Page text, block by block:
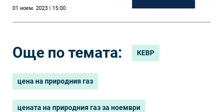
лв./MWh
01 ноем. 2023 | 15:00
Още по темата: КЕВР
цена на природния газ
цената на природния газ за ноември